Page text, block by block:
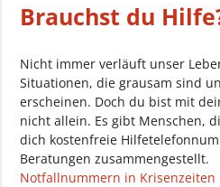
Brauchst du
Nicht immer verläuft unser
Situationen, die grausam sind
erscheinen. Doch du bist mit
nicht allein. Es gibt Menschen,
dich kostenfreie
Beratungen zusammengestellt.
Notfallnummern in Krisenzeiten